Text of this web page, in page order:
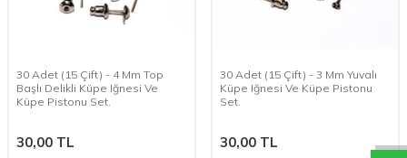
30 Adet (15 Çift) - 4 Mm Top
Başlı Delikli Küpe Iğnesi Ve
Küpe Pistonu Set.
30,00 TL
30 Adet (15 Çift) - 3 Mm Yuvalı
Küpe Iğnesi Ve Küpe Pistonu
Set.
30,00 TL